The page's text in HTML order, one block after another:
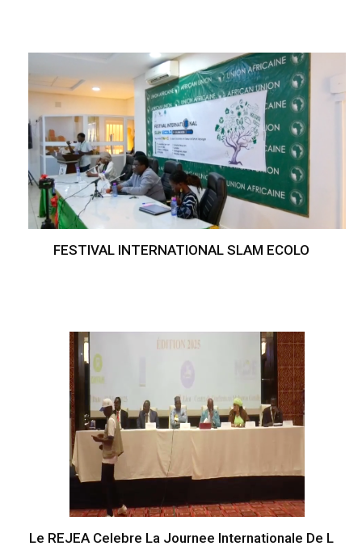
FESTIVAL INTERNATIONAL SLAM ECOLO
Le REJEA Celebre La Journee Internationale De L